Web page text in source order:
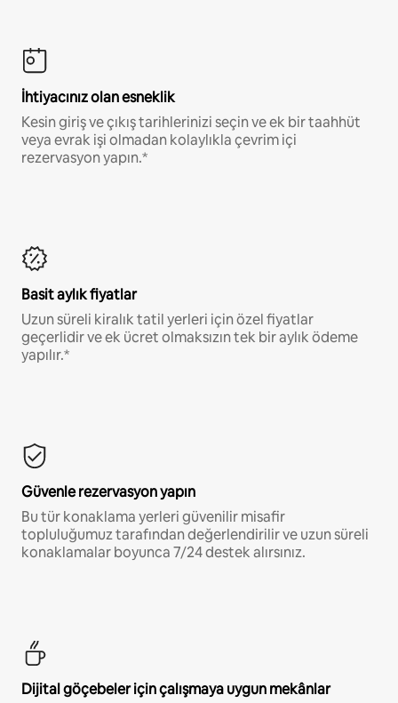
İhtiyacınız olan esneklik
Kesin giriş ve çıkış tarihlerinizi seçin ve ek bir taahhüt
veya evrak işi olmadan kolaylıkla çevrim içi
rezervasyon yapın.*
Basit aylık fiyatlar
Uzun süreli kiralık tatil yerleri için özel fiyatlar
geçerlidir ve ek ücret olmaksızın tek bir aylık ödeme
yapılır.*
Güvenle rezervasyon yapın
Bu tür konaklama yerleri güvenilir misafir
topluluğumuz tarafından değerlendirilir ve uzun süreli
konaklamalar boyunca 7/24 destek alırsınız.
Dijital göçebeler için çalışmaya uygun mekânlar